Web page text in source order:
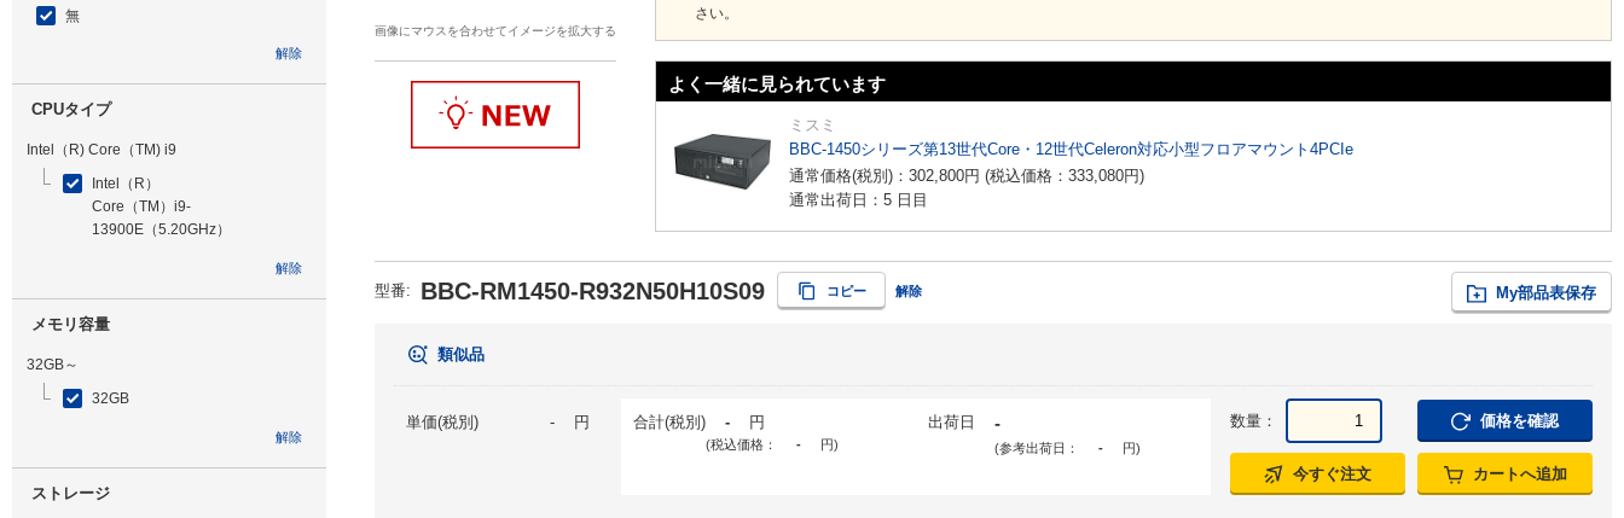
無
解除
CPUタイプ
Intel（R) Core（TM) i9
Intel（R）
Core（TM）i9-
13900E（5.20GHz）
解除
メモリ容量
32GB～
32GB
解除
ストレージ
画像にマウスを合わせてイメージを拡大する
さい。
よく一緒に見られています
ミスミ
BBC-1450シリーズ第13世代Core・12世代Celeron対応小型フロアマウント4PCIe
通常価格(税別)： 302,800円 (税込価格： 333,080円)
通常出荷日：5 日目
型番: BBC-RM1450-R932N50H10S09 コピー 解除 My部品表保存
類似品
単価(税別) - 円 合計(税別) - 円
(税込価格： - 円)
出荷日 -
(参考出荷日： - 円)
数量： 価格を確認
今すぐ注文 カートへ追加